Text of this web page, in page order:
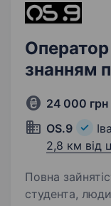
Оператор
знанням
24 000 грн
OS.9
2,8 км від
Повна
студента,